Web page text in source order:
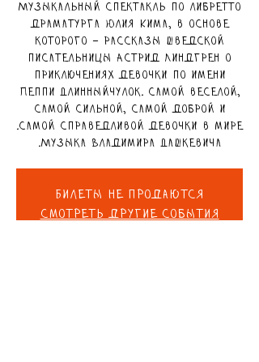
Музыкальный спектакль по либретто
драматурга Юлия Кима, в основе
которого – рассказы шведской
писательницы Астрид Линдгрен о
приключениях девочки по имени
Пеппи Длинныйчулок. Самой веселой,
самой сильной, самой доброй и
Музыка Владимира Дашкевича.
Билеты не продаются
Смотреть другие события